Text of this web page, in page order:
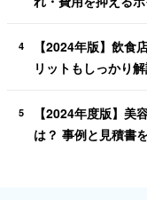
4
【2024年版】飲食
リットもしっかり
5
【2024年度版】美
は？ 事例と見積書